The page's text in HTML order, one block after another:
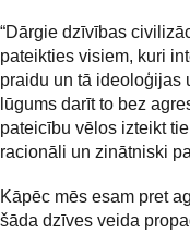
“Dārgie dzīvības
pateikties visiem, kuri
praidu un tā ideoloģijas
lūgums darīt to bez
pateicību vēlos izteikt
racionāli un zinātniski
Kāpēc mēs esam pret
šāda dzīves veida